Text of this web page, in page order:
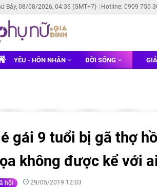
Bảy, 08/08/2026, 04:36 (GMT+7) Hotline: 0909 750
YÊU - HÔN NHÂN ĐỜI SỐNG
gái 9 tuổi bị gã thợ
không được kể với ai
hội 29/05/2019 12:03